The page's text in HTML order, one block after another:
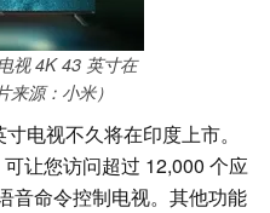
视 4K 43 英寸在
来源：小米）
电视不久将在印度上市。
让您访问超过 12,000 个应
音命令控制电视。其他功能